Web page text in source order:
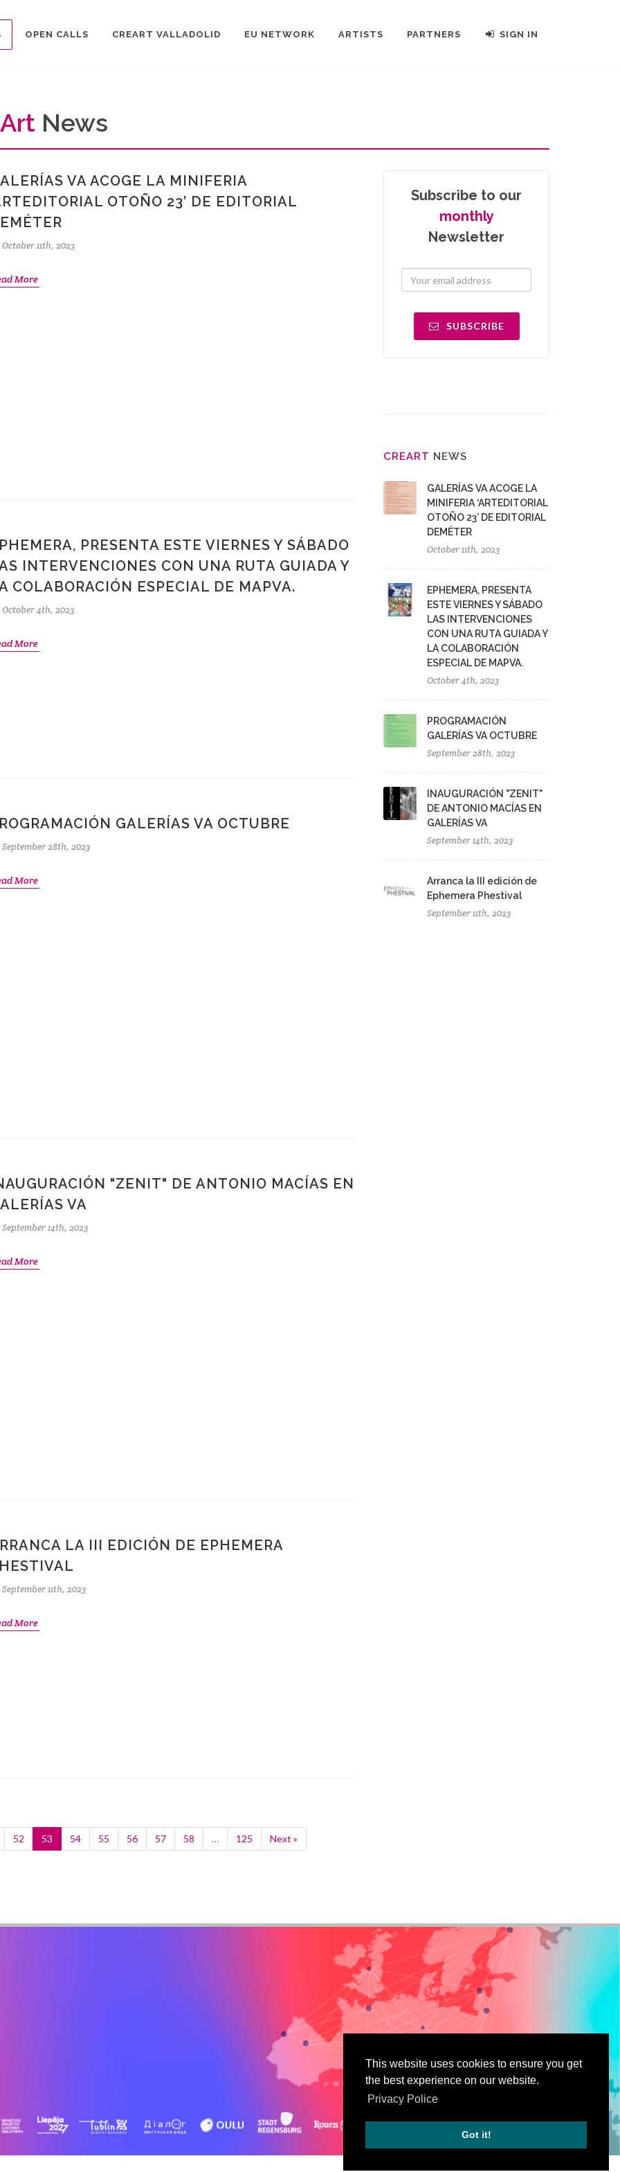
This website uses cookies to ensure you get
the best experience on our website.
Privacy Police
Got it!
OPEN CALLS CREART VALLADOLID EU NETWORK ARTISTS PARTNERS SIGN IN
Art News
VA ACOGE LA MINIFERIA
OTOÑO 23’ DE EDITORIAL
October 11th, 2023
More
PRESENTA ESTE VIERNES Y SÁBADO
INTERVENCIONES CON UNA RUTA GUIADA Y
COLABORACIÓN ESPECIAL DE MAPVA.
October 4th, 2023
More
GALERÍAS VA OCTUBRE
September 28th, 2023
More
"ZENIT" DE ANTONIO MACÍAS EN
VA
September 14th, 2023
More
LA III EDICIÓN DE EPHEMERA
September 11th, 2023
More
52 53 54 55 56 57 58 … 125 Next »
Subscribe to our
monthly
Newsletter
SUBSCRIBE
CREART NEWS
GALERÍAS VA ACOGE LA
MINIFERIA ‘ARTEDITORIAL
OTOÑO 23’ DE EDITORIAL
DEMÉTER
October 11th, 2023
EPHEMERA, PRESENTA
ESTE VIERNES Y SÁBADO
LAS INTERVENCIONES
CON UNA RUTA GUIADA Y
LA COLABORACIÓN
ESPECIAL DE MAPVA.
October 4th, 2023
PROGRAMACIÓN
GALERÍAS VA OCTUBRE
September 28th, 2023
INAUGURACIÓN "ZENIT"
DE ANTONIO MACÍAS EN
GALERÍAS VA
September 14th, 2023
Arranca la III edición de
Ephemera Phestival
September 11th, 2023